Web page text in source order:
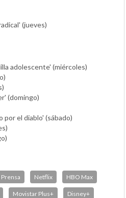
(jueves)
adolescente' (miércoles)
(domingo)
el diablo' (sábado)
Netflix HBO Max
Movistar Plus+ Disney+